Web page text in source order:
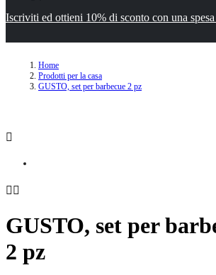
Iscriviti ed ottieni 10% di sconto con una
Home
Prodotti per la casa
GUSTO, set per barbecue 2 pz

 
GUSTO, set per
2 pz